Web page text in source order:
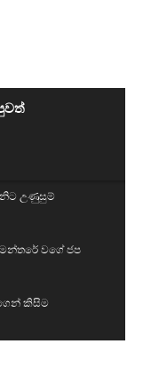
උණුසුම්
වගේ ජප
කිසිම